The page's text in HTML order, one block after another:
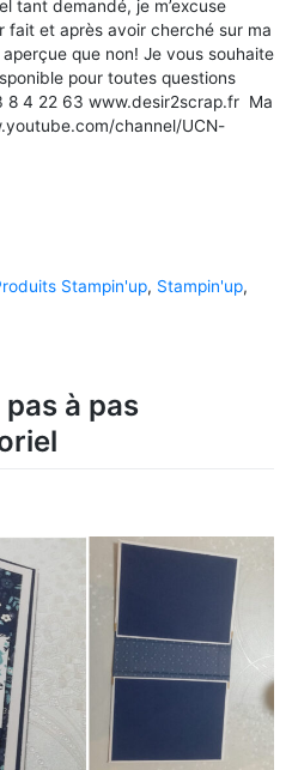
tant demandé, je m’excuse
fait et après avoir cherché sur ma
que non! Je vous souhaite
pour toutes questions
8 4 22 63 www.desir2scrap.fr Ma
channel/UCN-
Stampin'up, Stampin'up,
à pas